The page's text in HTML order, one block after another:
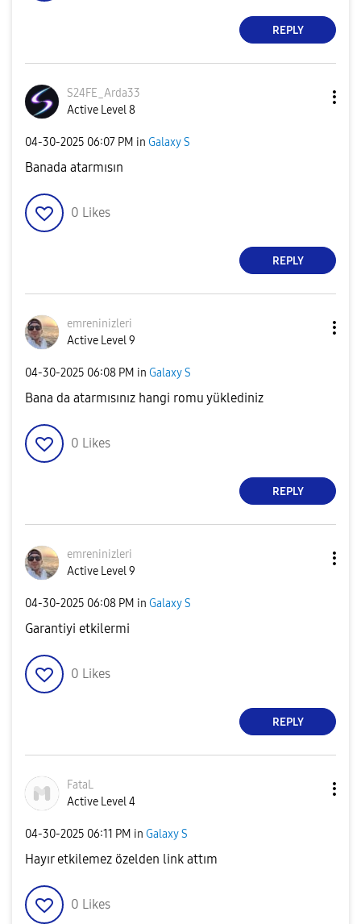
REPLY
S24FE_Arda33
Active Level 8
‎04-30-2025 06:07 PM in Galaxy S
Banada atarmısın
0 Likes
REPLY
emreninizleri
Active Level 9
‎04-30-2025 06:08 PM in Galaxy S
Bana da atarmısınız hangi romu yüklediniz
0 Likes
REPLY
emreninizleri
Active Level 9
‎04-30-2025 06:08 PM in Galaxy S
Garantiyi etkilermi
0 Likes
REPLY
FataL
Active Level 4
‎04-30-2025 06:11 PM in Galaxy S
Hayır etkilemez özelden link attım
0 Likes